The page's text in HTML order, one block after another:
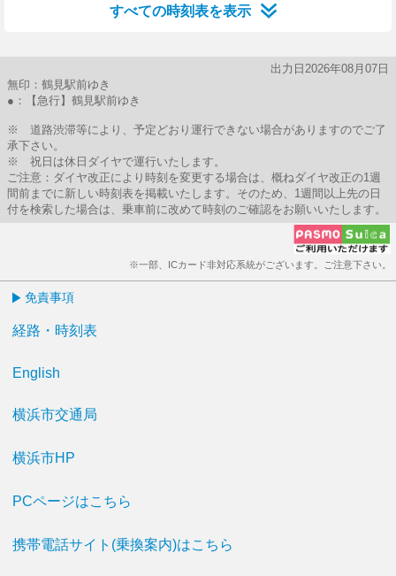
すべての時刻表を表示
出力日2026年08月07日
無印：鶴見駅前ゆき
●：【急行】鶴見駅前ゆき
※ 道路渋滞等により、予定どおり運行できない場合がありますのでご了
承下さい。
※ 祝日は休日ダイヤで運行いたします。
ご注意：ダイヤ改正により時刻を変更する場合は、概ねダイヤ改正の1週
間前までに新しい時刻表を掲載いたします。そのため、1週間以上先の日
付を検索した場合は、乗車前に改めて時刻のご確認をお願いいたします。
※一部、ICカード非対応系統がございます。ご注意下さい。
免責事項
経路・時刻表
English
横浜市交通局
横浜市HP
PCページはこちら
携帯電話サイト(乗換案内)はこちら